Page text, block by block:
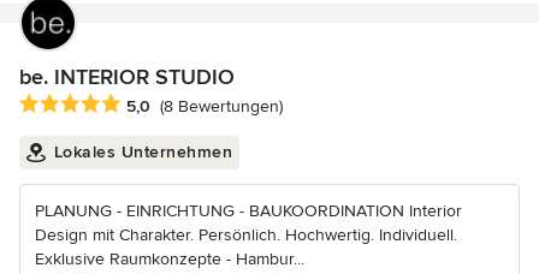
be. INTERIOR STUDIO
Durchschnittliche Bewertung: 5 von 5 Sternen
5,0 (8 Bewertungen)
Lokales Unternehmen
PLANUNG - EINRICHTUNG - BAUKOORDINATION Interior
Design mit Charakter. Persönlich. Hochwertig. Individuell.
Exklusive Raumkonzepte - Hambur...